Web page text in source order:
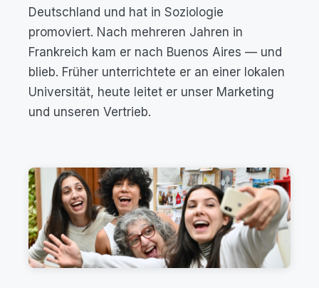
Deutschland und hat in Soziologie
promoviert. Nach mehreren Jahren in
Frankreich kam er nach Buenos Aires — und
blieb. Früher unterrichtete er an einer lokalen
Universität, heute leitet er unser Marketing
und unseren Vertrieb.